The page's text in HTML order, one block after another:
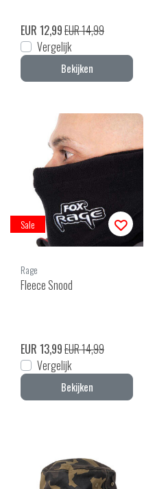
EUR 12,99EUR 14,99
Vergelijk
Bekijken
Sale
Rage
Fleece Snood
EUR 13,99EUR 14,99
Vergelijk
Bekijken